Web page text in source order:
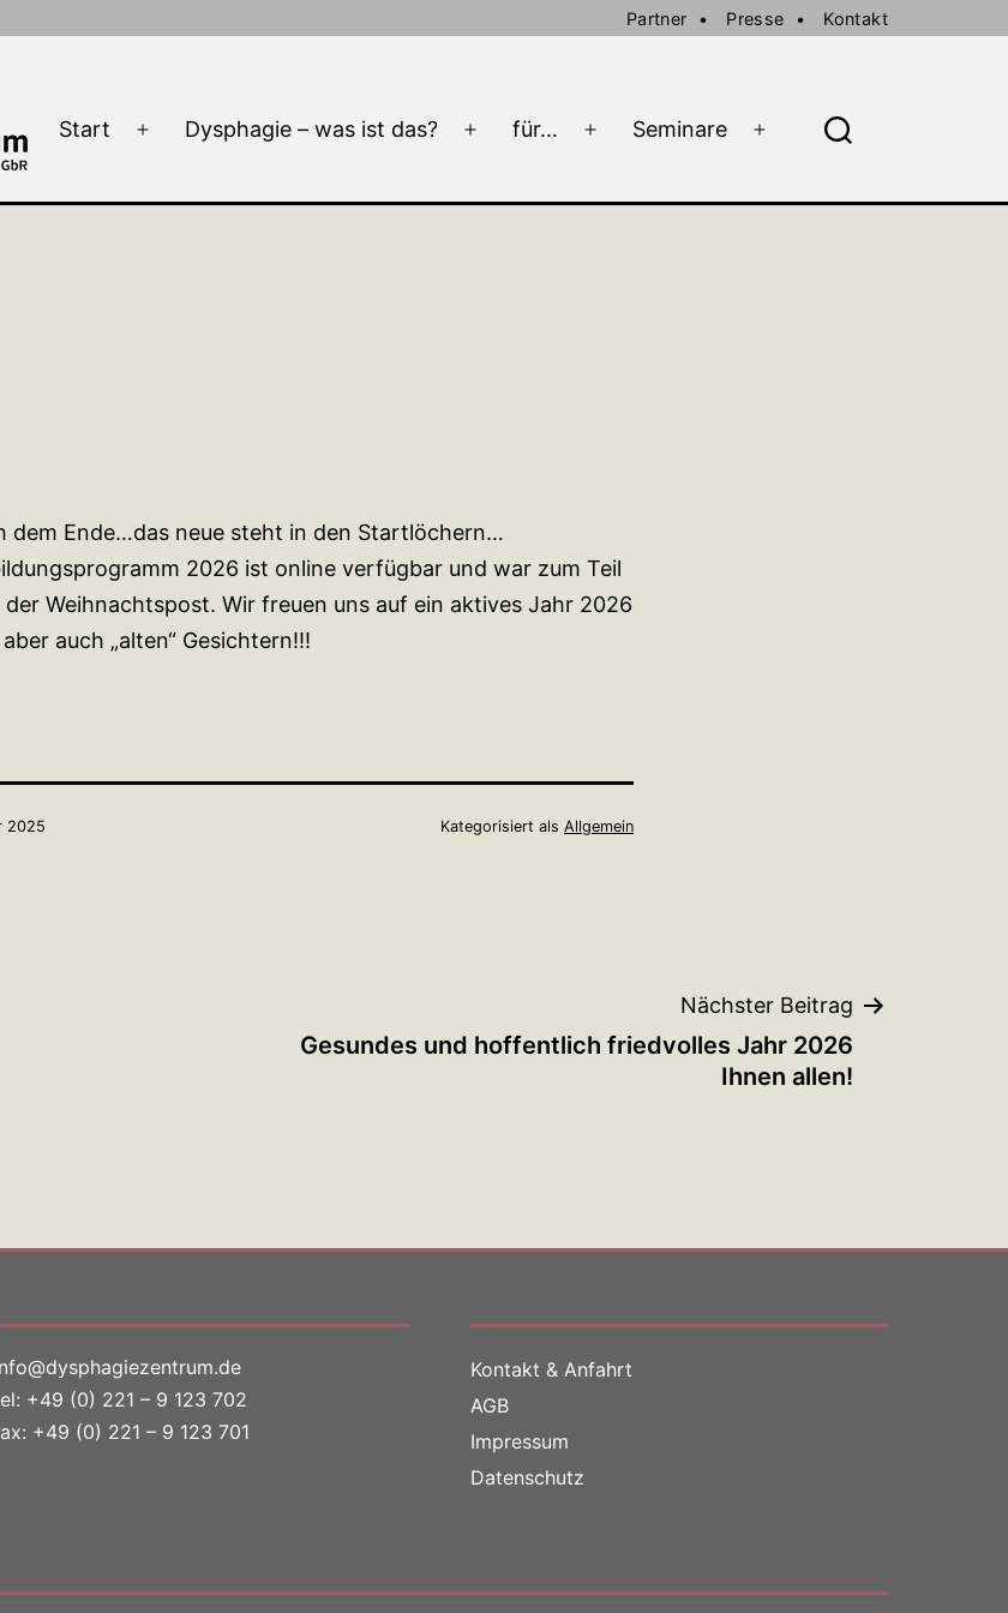
Partner Presse Kontakt
Start
Menü
Dysphagie – was ist das?
Menü
für…
Menü
Seminare
dem Ende…das neue steht in den Startlöchern…
2026 ist online verfügbar und war zum Teil
Weihnachtspost. Wir freuen uns auf ein aktives Jahr 2026
auch „alten“ Gesichtern!!!
2025
Kategorisiert als Allgemein
Nächster Beitrag
Gesundes und hoffentlich friedvolles Jahr 2026
Ihnen allen!
+49 (0) 221 – 9 123 702
+49 (0) 221 – 9 123 701
Kontakt & Anfahrt
AGB
Impressum
Datenschutz